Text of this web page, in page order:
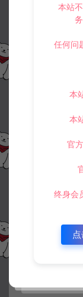
业用途，请大家
侵权联系邮
7月最新整理Linux
冷雨
本站
任何问
本
本
官
终身会